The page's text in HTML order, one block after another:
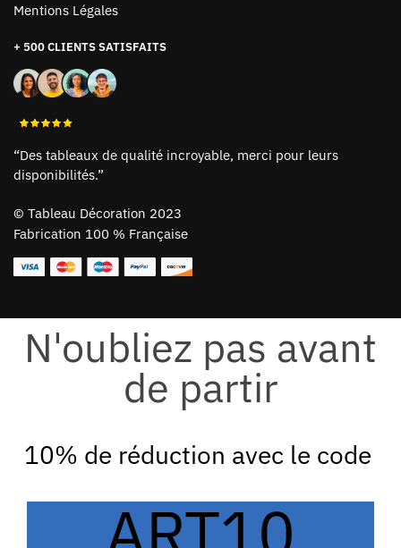
Mentions Légales
+ 500 CLIENTS SATISFAITS
“Des tableaux de qualité incroyable, merci pour leurs
disponibilités.”
© Tableau Décoration 2023
Fabrication 100 % Française
N'oubliez pas avant
de partir
10% de réduction avec le code